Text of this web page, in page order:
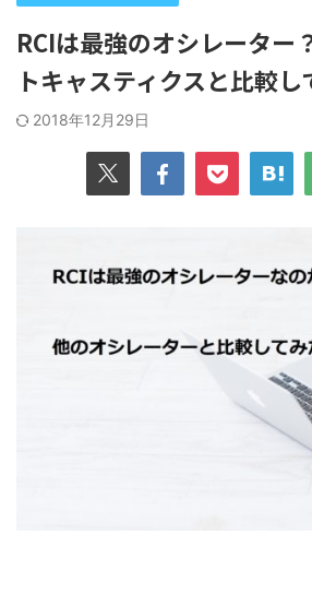
RCIは最強のオシレーター
トキャスティクスと比較し
2018年12月29日